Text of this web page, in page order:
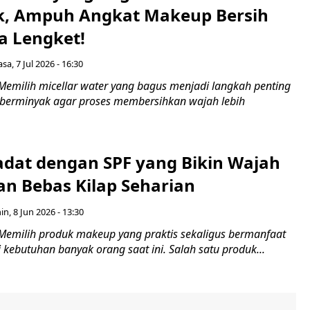
Ampuh Angkat Makeup Bersih
Lengket!
7 Jul 2026 - 16:30
Memilih micellar water yang bagus menjadi langkah penting
agar proses membersihkan wajah lebih
dengan SPF yang Bikin Wajah
Bebas Kilap Seharian
8 Jun 2026 - 13:30
Memilih produk makeup yang praktis sekaligus bermanfaat
banyak orang saat ini. Salah satu produk...